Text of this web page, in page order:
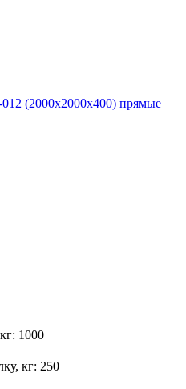
(2000x2000x400) прямые
1000
кг: 250